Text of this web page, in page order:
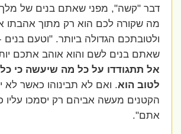
דבר "קשה", מפני שאתם בנים של מלך
מה שקורה לכם הוא רק מתוך אהבתו
ולטובתכם הגדולה ביותר. "וטעם בנים
שאתם בנים לשם והוא אוהב אתכם
אל תתגודדו על כל מה שיעשה כי כל
לטוב הוא. ואם לא תבינוהו כאשר לא
הקטנים מעשה אביהם רק יסמכו עליו
אתם".